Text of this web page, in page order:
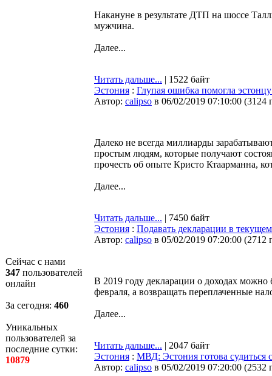
Сейчас с нами
347 пользователей
онлайн
За сегодня: 460
Уникальных
пользователей за
последние сутки:
10879
Накануне в результате ДТП на шоссе
мужчина.
Далее...
Читать дальше... | 1522 байт
Эстония : Глупая ошибка помогла
Автор: calipso в 06/02/2019 07:10:00 (3124
Далеко не всегда миллиарды
простым людям, которые получают
прочесть об опыте Кристо Ктаарманна,
Далее...
Читать дальше... | 7450 байт
Эстония : Подавать декларации в
Автор: calipso в 05/02/2019 07:20:00 (2712
В 2019 году декларации о доходах можно
февраля, а возвращать переплаченные
Далее...
Читать дальше... | 2047 байт
Эстония : МВД: Эстония готова судиться
Автор: calipso в 05/02/2019 07:20:00 (2532